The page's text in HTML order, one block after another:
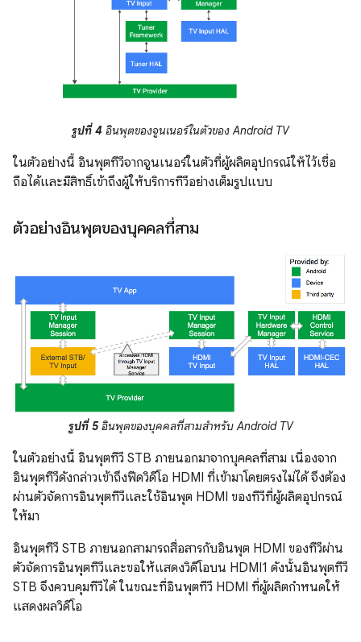
รูปที่ 4 อินพุตของจูนเนอร์ในตัวของ Android TV
ในตัวอย่างนี้ อินพุตทีวีจากจูนเนอร์ในตัวที่ผู้ผลิตอุปกรณ์ให้ไว้เชื่อ
ถือได้และมีสิทธิ์เข้าถึงผู้ให้บริการทีวีอย่างเต็มรูปแบบ
ตัวอย่างอินพุตของบุคคลที่สาม
รูปที่ 5อินพุตของบุคคลที่สามสำหรับ Android TV
ในตัวอย่างนี้ อินพุตทีวี STB ภายนอกมาจากบุคคลที่สาม เนื่องจาก
อินพุตทีวีดังกล่าวเข้าถึงฟีดวิดีโอ HDMI ที่เข้ามาโดยตรงไม่ได้ จึงต้อง
ผ่านตัวจัดการอินพุตทีวีและใช้อินพุต HDMI ของทีวีที่ผู้ผลิตอุปกรณ์
ให้มา
อินพุตทีวี STB ภายนอกสามารถสื่อสารกับอินพุต HDMI ของทีวีผ่าน
ตัวจัดการอินพุตทีวีและขอให้แสดงวิดีโอบน HDMI1 ดังนั้นอินพุตทีวี
STB จึงควบคุมทีวีได้ ในขณะที่อินพุตทีวี HDMI ที่ผู้ผลิตกำหนดให้
แสดงผลวิดีโอ